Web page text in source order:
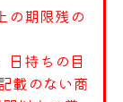
の期限残の
持ちの目
載のない商